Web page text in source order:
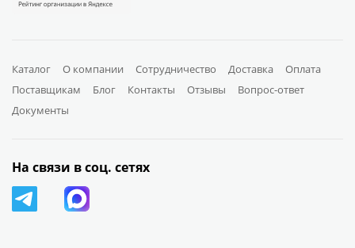
Каталог О компании Сотрудничество Доставка
Оплата
Поставщикам
Блог Контакты Отзывы
Вопрос-ответ
Документы
На связи в соц. сетях